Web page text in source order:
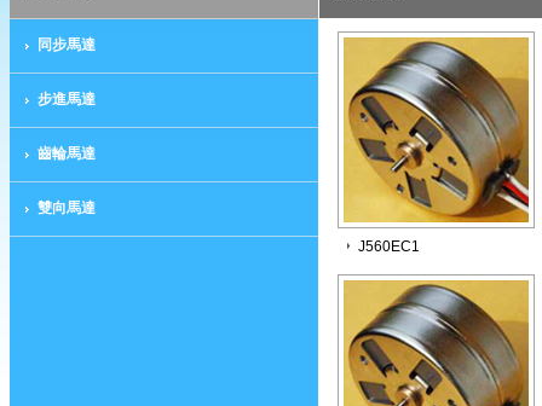
同步馬達
步進馬達
齒輪馬達
雙向馬達
J560EC1